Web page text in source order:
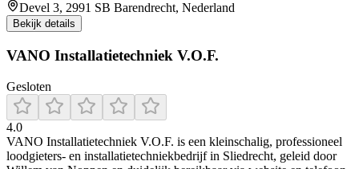
Devel 3, 2991 SB Barendrecht, Nederland
Bekijk details
VANO Installatietechniek V.O.F.
Gesloten
4.0
VANO Installatietechniek V.O.F. is een kleinschalig, professioneel
loodgieters- en installatietechniekbedrijf in Sliedrecht, geleid door